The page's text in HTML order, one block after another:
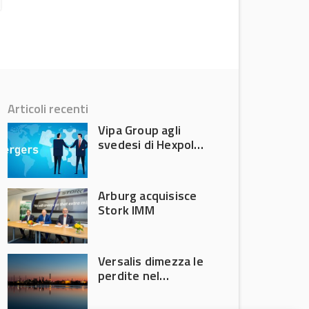
Articoli recenti
Vipa Group agli
svedesi di Hexpol
Arburg acquisisce
Stork IMM
Versalis dimezza le
perdite nel